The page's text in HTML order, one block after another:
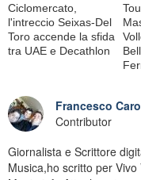
Ciclomercato,
l'intreccio Seixas-Del
Toro accende la sfida
tra UAE e Decathlon
Francesco
Contributor
Giornalista e Scrittore
Musica,ho scritto per